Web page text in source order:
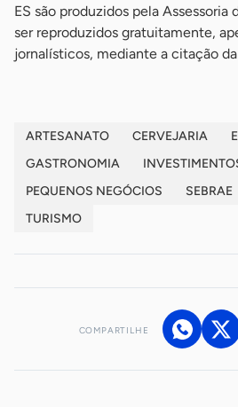
ES são produzidos pela Assessoria
ser reproduzidos gratuitamente,
jornalísticos, mediante a citação
ARTESANATO CERVEJARIA
GASTRONOMIA
PEQUENOS NEGÓCIOS
SEBRAE
TURISMO
COMPARTILHE